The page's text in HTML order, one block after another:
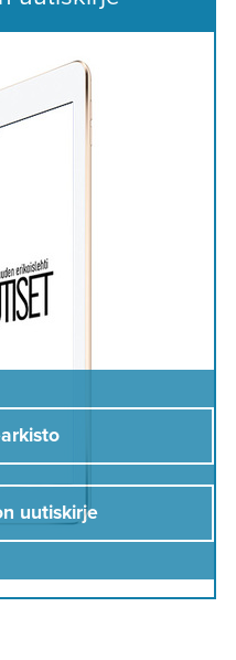
uutiskirje